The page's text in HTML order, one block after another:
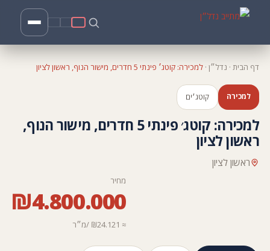
דף הבית · נדל״ן · למכירה: קוטג׳ פינתי 5 חדרים, מישור הנוף, ראשון לציון
למכירה קוטג׳ים
למכירה: קוטג׳ פינתי 5 חדרים, מישור הנוף,
ראשון לציון
ראשון לציון
מחיר
₪4.800.000
≈ ₪24.121 /מ״ר